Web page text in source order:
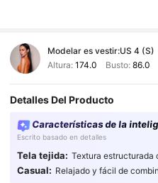
Modelar es vestir:US 4 (S)
Altura: 174.0 Busto:86.0
Detalles Del Producto
Características de la
Escrito basado en detalles
Tela tejida: Textura estructurada
Casual: Relajado y fácil de
4.88 482K